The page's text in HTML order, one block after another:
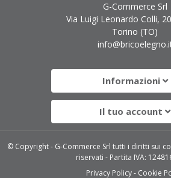
G-Commerce Srl
Via Luigi Leonardo Colli,
Torino (TO)
Informazioni
Il tuo account
© Copyright - G-Commerce Srl tutti i diritti sui
riservati - Partita IVA:
Privacy Policy
Cookie